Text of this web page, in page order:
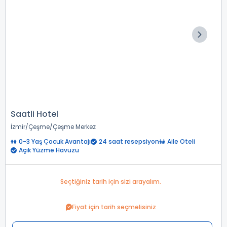
Saatli Hotel
İzmir Çeşme Çeşme Merkez
0-3 Yaş Çocuk Avantajı
24 saat resepsiyon
Aile Oteli
Açık Yüzme Havuzu
Seçtiğiniz tarih için sizi arayalım.
Fiyat için tarih seçmelisiniz